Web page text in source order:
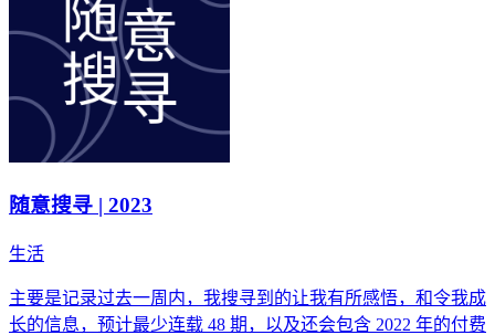
随意搜寻 | 2023
生活
主要是记录过去一周内，我搜寻到的让我有所感悟，和令我成
长的信息，预计最少连载 48 期，以及还会包含 2022 年的付费